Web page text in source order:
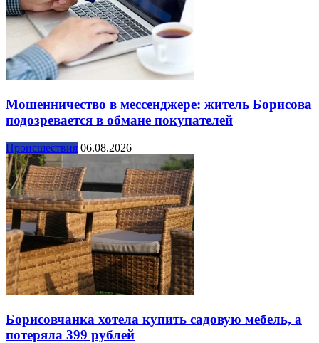
Мошенничество в мессенджере: житель Борисова
подозревается в обмане покупателей
Происшествия 06.08.2026
Борисовчанка хотела купить садовую мебель, а
потеряла 399 рублей